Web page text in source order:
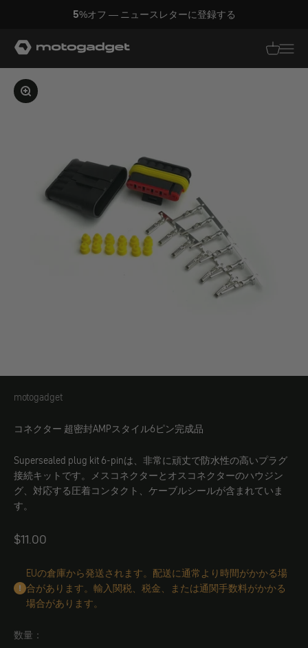
コンテンツへスキップ
5%オフ — ニュースレターに登録する
翻訳
モトガジェット社 翻訳があ
画像を拡大する
motogadget
motogadget
コネクター 超密封AMPスタイル6ピン完成品
Supersealed plug kit 6-pinは、非常に頑丈で防水性の高いプラグ
接続キットです。メスコネクターとオスコネクターのハウジン
グ、対応する圧着コンタクト、ケーブルシールが含まれていま
す。
Angebot
$11.00
EUの倉庫から発送されます。配送に通常より時間がかかる場
合があります。輸入関税、税金、または通関手数料がかかる
場合があります。
数量：